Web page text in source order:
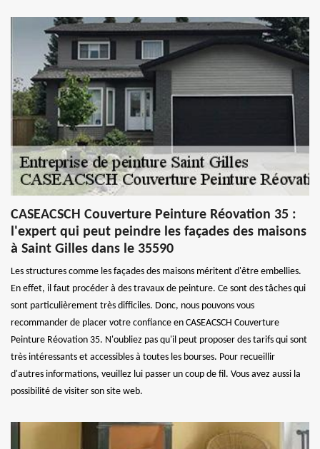
CASEACSCH Couverture Peinture Réovation 35 :
l'expert qui peut peindre les façades des maisons
à Saint Gilles dans le 35590
Les structures comme les façades des maisons méritent d'être embellies.
En effet, il faut procéder à des travaux de peinture. Ce sont des tâches qui
sont particulièrement très difficiles. Donc, nous pouvons vous
recommander de placer votre confiance en CASEACSCH Couverture
Peinture Réovation 35. N'oubliez pas qu'il peut proposer des tarifs qui sont
très intéressants et accessibles à toutes les bourses. Pour recueillir
d'autres informations, veuillez lui passer un coup de fil. Vous avez aussi la
possibilité de visiter son site web.